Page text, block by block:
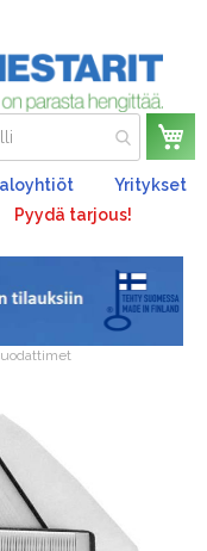
Yritykset
Pyydä tarjous!